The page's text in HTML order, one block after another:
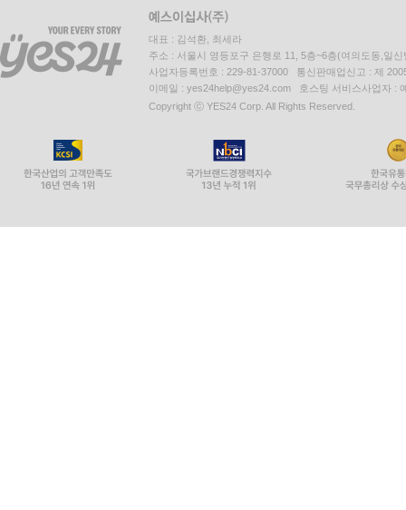
대표 : 김석환, 최세라
주소 : 서울시 영등포구 은행로 11, 5층~6층(여의도동,일신
사업자등록번호 : 229-81-37000 통신판매업신고 : 제
이메일 : yes24help@yes24.com 호스팅 서비스사업자 :
Copyright ⓒ YES24 Corp. All Rights Reserved.